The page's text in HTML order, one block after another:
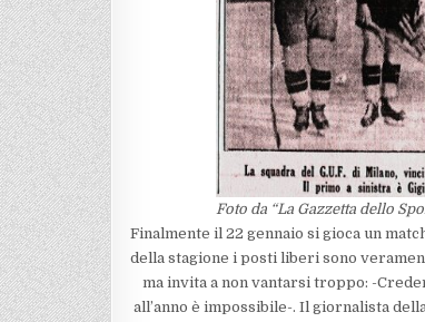
Foto da “La Gazzetta dello
Finalmente il 22 gennaio si gioca un
della stagione i posti liberi sono
ma invita a non vantarsi troppo: -
all’anno è impossibile-. Il giornalista